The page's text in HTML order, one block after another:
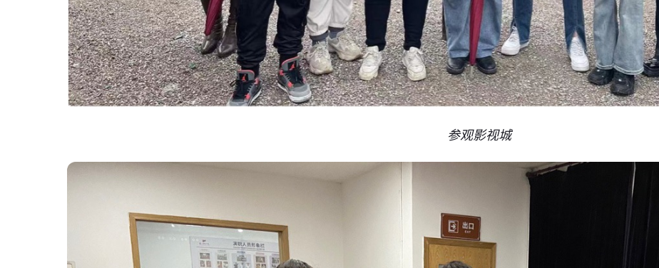
参观影视城